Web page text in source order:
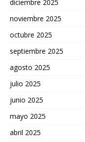
diciembre 2025
noviembre 2025
octubre 2025
septiembre 2025
agosto 2025
julio 2025
junio 2025
mayo 2025
abril 2025